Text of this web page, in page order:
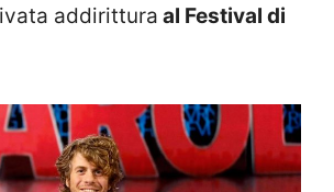
addirittura al Festival di